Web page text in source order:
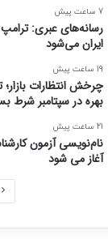
7 ساعت پیش
رسانه‌های عبری:
ایران می‌شود
19 ساعت پیش
چرخش انتظارات
بهره در سپتامبر شرط
21 ساعت پیش
نام‌نویسی آزمون
آغاز می شود